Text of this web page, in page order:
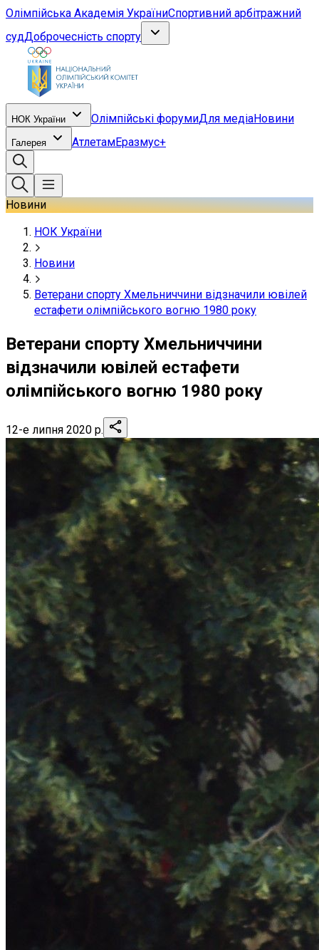
Олімпійська Академія УкраїниСпортивний арбітражний
судДоброчесність спорту
НОК України Олімпійські форумиДля медіаНовини
Галерея АтлетамЕразмус+
Новини
НОК України
Новини
Ветерани спорту Хмельниччини відзначили ювілей
естафети олімпійського вогню 1980 року
Ветерани спорту Хмельниччини
відзначили ювілей естафети
олімпійського вогню 1980 року
12-е липня 2020 р.